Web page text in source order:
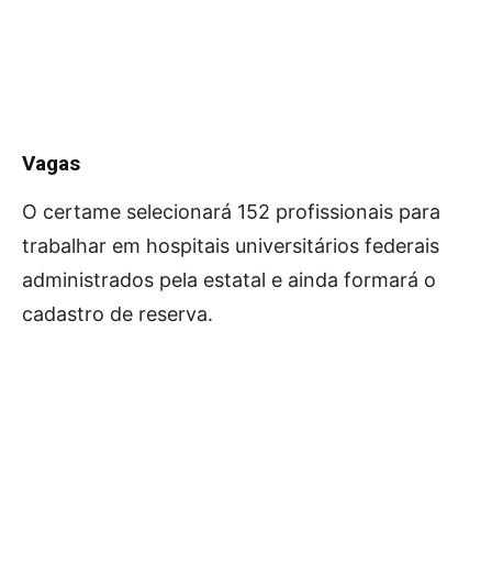
Vagas
O certame selecionará 152 profissionais para
trabalhar em hospitais universitários federais
administrados pela estatal e ainda formará o
cadastro de reserva.